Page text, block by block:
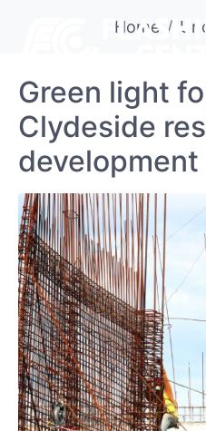
Home
Green light
Clydeside
development